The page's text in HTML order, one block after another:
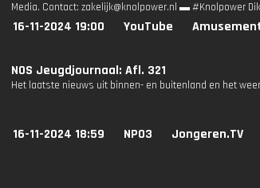
Media. Contact: zakelijk@knolpower.nl ▬ #Knolpower
16-11-2024 19:00 YouTube
NOS Jeugdjournaal: Afl. 321
Het laatste nieuws uit binnen- en buitenland en het
16-11-2024 18:59 NPO3 Jongeren.TV